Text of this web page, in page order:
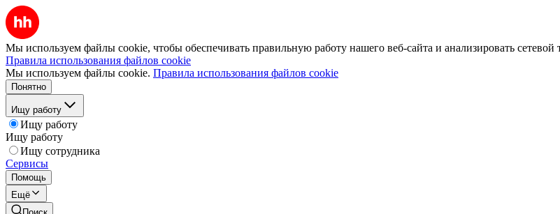
Мы используем файлы cookie, чтобы обеспечивать правильную работу нашего веб-сайта и анализировать сетевой
Правила использования файлов cookie
Мы используем файлы cookie. Правила использования файлов cookie
Понятно
Ищу работу
Ищу работу
Ищу работу
Ищу сотрудника
Сервисы
Помощь
Ещё